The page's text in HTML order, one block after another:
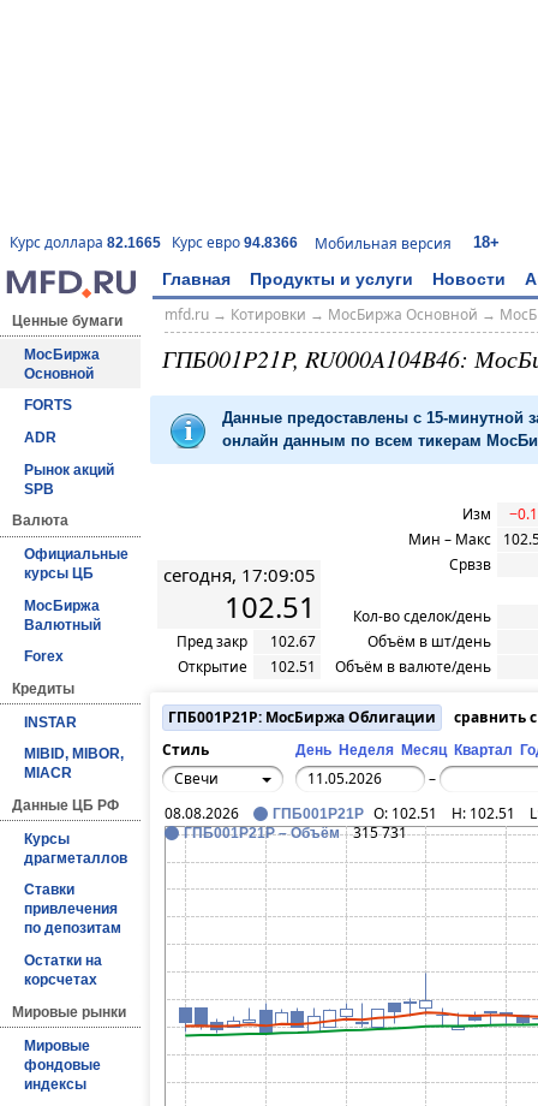
Курс доллара 82.1665 Курс евро 94.8366 Мобильная версия 18+
Главная Продукты и услуги Новости
Ценные бумаги
МосБиржа
Основной
FORTS
ADR
Рынок акций
SPB
Валюта
Официальные
курсы ЦБ
МосБиржа
Валютный
Forex
Кредиты
INSTAR
MIBID, MIBOR,
MIACR
Данные ЦБ РФ
Курсы
драгметаллов
Ставки
привлечения
по депозитам
Остатки на
корсчетах
Мировые рынки
Мировые
фондовые
индексы
mfd.ru→ Котировки → МосБиржа Основной →
ГПБ001P21P, RU000A104B46:
Данные предоставлены с 15-минутной
онлайн данным по всем тикерам
сегодня, 17:09:05
102.51
Пред закр
102.67
Открытие
102.51
Изм
Мин – Макс
Срвзв
Кол-во сделок/день
Объём в шт/день
Объём в валюте/день
ГПБ001P21P: МосБиржа Облигации
сравнить
Стиль
День Неделя Месяц Квартал
Свечи
–
08.08.2026
ГПБ001P21P O: 102.51 H: 102.51
ГПБ001P21P – Объём 315 731